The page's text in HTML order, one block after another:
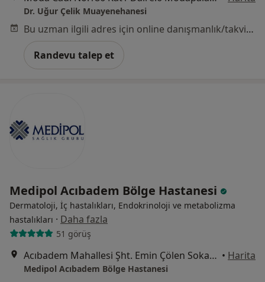
Dr. Uğur Çelik Muayenehanesi
Bu uzman ilgili adres için online danışmanlık/takvim sunmuyor.
Randevu talep et
Medipol Acıbadem Bölge Hastanesi
Dermatoloji, İç hastalıkları, Endokrinoloji ve metabolizma
hastalıkları · Daha fazla
51 görüş
Acıbadem Mahallesi Şht. Emin Çölen Sokağı No:4, Kadıköy • Harita
Medipol Acıbadem Bölge Hastanesi